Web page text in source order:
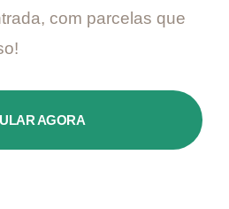
com parcelas que
AGORA